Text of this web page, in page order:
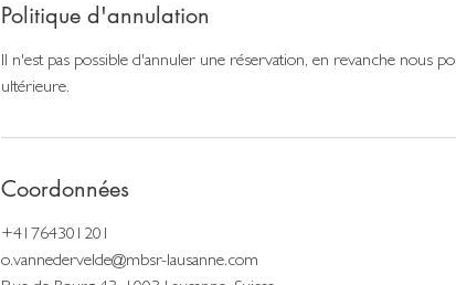
Politique d'annulation
Il n'est pas possible d'annuler une réservation, en revanche nous
ultérieure.
Coordonnées
+41764301201
o.vannedervelde@mbsr-lausanne.com